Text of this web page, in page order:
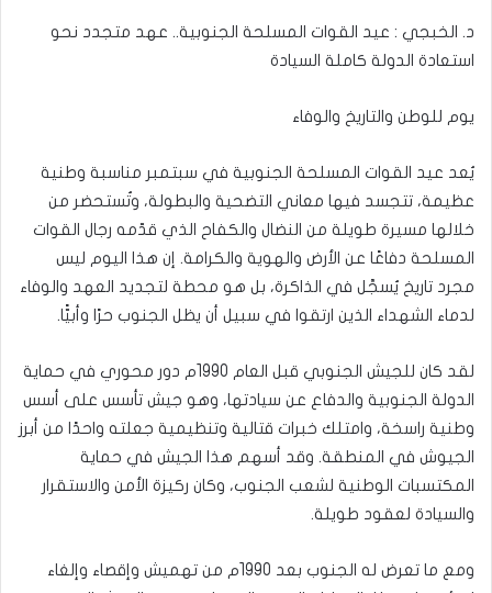
‏د. الخبجي : عيد القوات المسلحة الجنوبية.. عهد متجدد نحو
استعادة الدولة كاملة السيادة
يوم للوطن والتاريخ والوفاء
يُعد عيد القوات المسلحة الجنوبية في سبتمبر مناسبة وطنية
عظيمة، تتجسد فيها معاني التضحية والبطولة، وتُستحضر من
خلالها مسيرة طويلة من النضال والكفاح الذي قدّمه رجال القوات
المسلحة دفاعًا عن الأرض والهوية والكرامة. إن هذا اليوم ليس
مجرد تاريخ يُسجَّل في الذاكرة، بل هو محطة لتجديد العهد والوفاء
لدماء الشهداء الذين ارتقوا في سبيل أن يظل الجنوب حرًا وأبيًّا.
لقد كان للجيش الجنوبي قبل العام 1990م دور محوري في حماية
الدولة الجنوبية والدفاع عن سيادتها، وهو جيش تأسس على أسس
وطنية راسخة، وامتلك خبرات قتالية وتنظيمية جعلته واحدًا من أبرز
الجيوش في المنطقة. وقد أسهم هذا الجيش في حماية
المكتسبات الوطنية لشعب الجنوب، وكان ركيزة الأمن والاستقرار
والسيادة لعقود طويلة.
ومع ما تعرض له الجنوب بعد 1990م من تهميش وإقصاء وإلغاء